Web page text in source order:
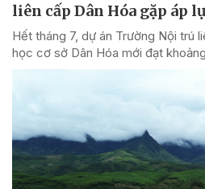
liên cấp Dân Hóa gặp áp
Hết tháng 7, dự án Trường Nội trú
học cơ sở Dân Hóa mới đạt